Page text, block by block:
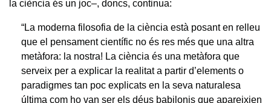
la ciència és un joc–, doncs, continua:
“La moderna filosofia de la ciència està posant en relleu
que el pensament científic no és res més que una altra
metàfora: la nostra! La ciència és una metàfora que
serveix per a explicar la realitat a partir d’elements o
paradigmes tan poc explicats en la seva naturalesa
última com ho van ser els déus babilonis que apareixien